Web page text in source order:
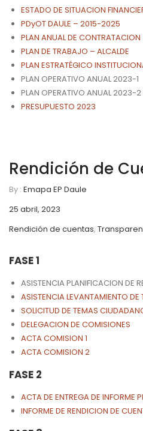
ESTADO DE SITUACION
PDyOT DAULE – 2015-2025
PLAN ANUAL DE CONTRATACION
PLAN DE TRABAJO – ALCALDE
PLAN ESTRATÉGICO
PLAN OPERATIVO ANUAL 2023-1
PLAN OPERATIVO ANUAL 2023-2
PRESUPUESTO 2023
Rendición de
By : Emapa EP Daule
25 abril, 2023
Rendición de cuentas,
FASE 1
ASISTENCIA PLANIFICACION DE
ASISTENCIA LEVANTAMIENTO
SOLICITUD DE TEMAS
DELEGACION DE COMISIONES
ACTA COMISION 1
ACTA COMISION 2
FASE 2
ACTA DE ENTREGA DE INFORME
INFORME DE RENDICION DE